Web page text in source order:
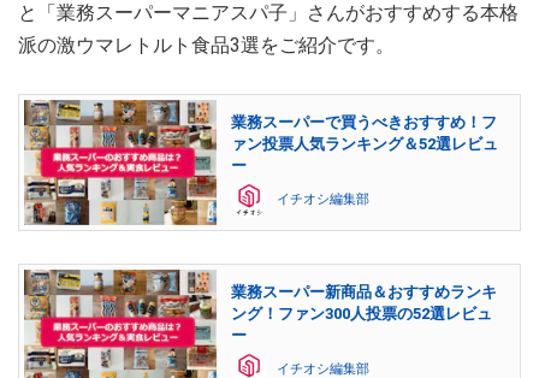
と「業務スーパーマニアスパ子」さんがおすすめする本格
派の激ウマレトルト食品3選をご紹介です。
業務スーパーで買うべきおすすめ！フ
ァン投票人気ランキング＆52選レビュ
ー
イチオシ編集部
業務スーパー新商品＆おすすめランキ
ング！ファン300人投票の52選レビュ
ー
イチオシ編集部